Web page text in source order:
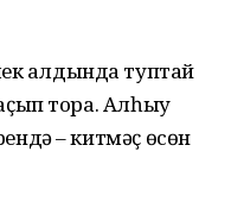
алдында туптай
тора. Алһыу
– китмәҫ өсөн